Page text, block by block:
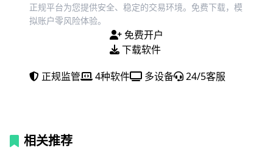
正规平台为您提供安全、稳定的交易环境。免费下载，模
拟账户零风险体验。
免费开户
下载软件
正规监管
4种软件 多设备 24/5客服
相关推荐